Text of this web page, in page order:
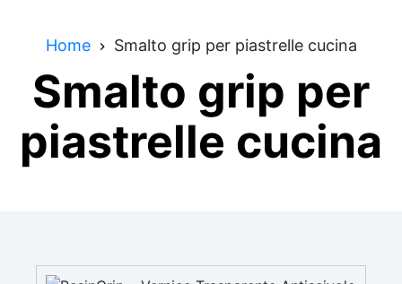
Home Smalto grip per piastrelle cucina
Smalto grip per
piastrelle cucina